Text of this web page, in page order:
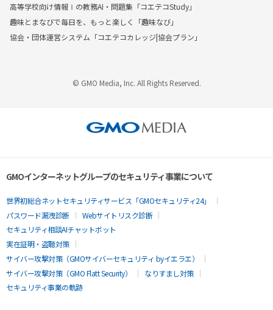
高等学校向け情報Ⅰの教務AI・問題集「コエテコStudy」
趣味とまなびで毎日を、もっと楽しく「趣味なび」
協会・団体運営システム「コエテコカレッジ|協会プラン」
© GMO Media, Inc. All Rights Reserved.
GMOインターネットグループのセキュリティ事業について
世界初総合ネットセキュリティサービス「GMOセキュリティ24」
パスワード漏洩診断
Webサイトリスク診断
セキュリティ相談AIチャットボット
実在証明・盗聴対策
サイバー攻撃対策（GMOサイバーセキュリティ byイエラエ）
サイバー攻撃対策（GMO Flatt Security）
なりすまし対策
セキュリティ事業の軌跡